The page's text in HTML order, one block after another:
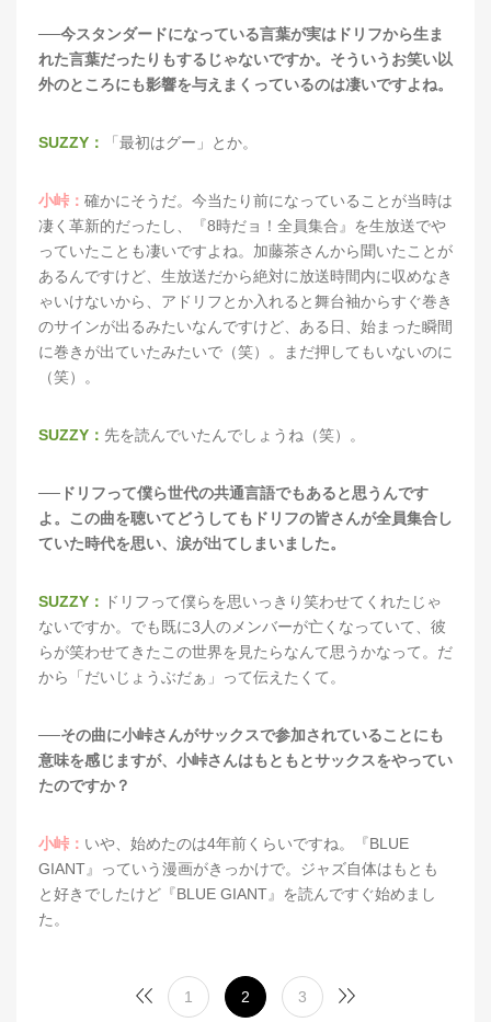
──今スタンダードになっている言葉が実はドリフから生ま
れた言葉だったりもするじゃないですか。そういうお笑い以
外のところにも影響を与えまくっているのは凄いですよね。
SUZZY： 「最初はグー」とか。
小峠： 確かにそうだ。今当たり前になっていることが当時は
凄く革新的だったし、『8時だョ！全員集合』を生放送でや
っていたことも凄いですよね。加藤茶さんから聞いたことが
あるんですけど、生放送だから絶対に放送時間内に収めなき
ゃいけないから、アドリフとか入れると舞台袖からすぐ巻き
のサインが出るみたいなんですけど、ある日、始まった瞬間
に巻きが出ていたみたいで（笑）。まだ押してもいないのに
（笑）。
SUZZY： 先を読んでいたんでしょうね（笑）。
──ドリフって僕ら世代の共通言語でもあると思うんです
よ。この曲を聴いてどうしてもドリフの皆さんが全員集合し
ていた時代を思い、涙が出てしまいました。
SUZZY：
ドリフって僕らを思いっきり笑わせてくれたじゃ
ないですか。でも既に3人のメンバーが亡くなっていて、彼
らが笑わせてきたこの世界を見たらなんて思うかなって。だ
から「だいじょうぶだぁ」って伝えたくて。
──その曲に小峠さんがサックスで参加されていることにも
意味を感じますが、小峠さんはもともとサックスをやってい
たのですか？
小峠： いや、始めたのは4年前くらいですね。『BLUE
GIANT』っていう漫画がきっかけで。ジャズ自体はもとも
と好きでしたけど『BLUE GIANT』を読んですぐ始めまし
た。
1 2 3